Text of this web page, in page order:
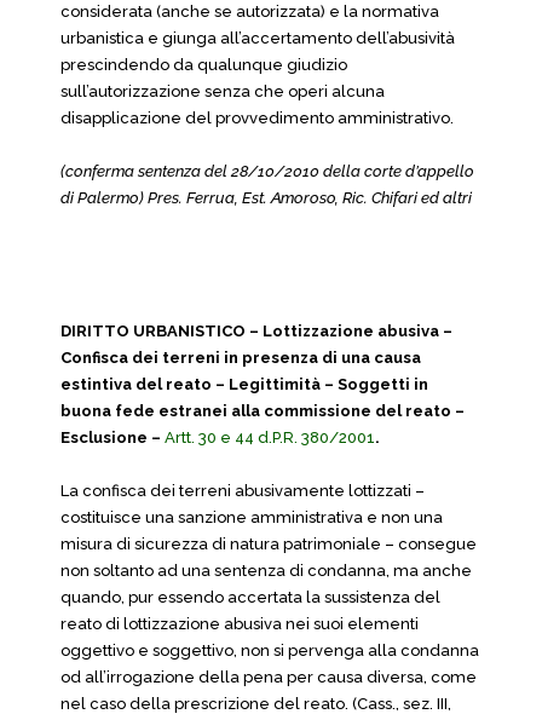
considerata (anche se autorizzata) e la normativa
urbanistica e giunga all’accertamento dell’abusività
prescindendo da qualunque giudizio
sull’autorizzazione senza che operi alcuna
disapplicazione del provvedimento amministrativo.
(conferma sentenza del 28/10/2010 della corte d’appello
di Palermo) Pres. Ferrua, Est. Amoroso, Ric. Chifari ed altri
DIRITTO URBANISTICO – Lottizzazione abusiva –
Confisca dei terreni in presenza di una causa
estintiva del reato – Legittimità – Soggetti in
buona fede estranei alla commissione del reato –
Esclusione – Artt. 30 e 44 d.P.R. 380/2001.
La confisca dei terreni abusivamente lottizzati –
costituisce una sanzione amministrativa e non una
misura di sicurezza di natura patrimoniale – consegue
non soltanto ad una sentenza di condanna, ma anche
quando, pur essendo accertata la sussistenza del
reato di lottizzazione abusiva nei suoi elementi
oggettivo e soggettivo, non si pervenga alla condanna
od all’irrogazione della pena per causa diversa, come
nel caso della prescrizione del reato. (Cass., sez. III,